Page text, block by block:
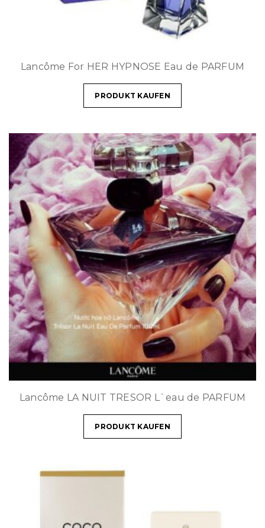
Lancôme For HER HYPNOSE Eau de PARFUM
PRODUKT KAUFEN
Lancôme LA NUIT TRESOR L`eau de PARFUM
PRODUKT KAUFEN